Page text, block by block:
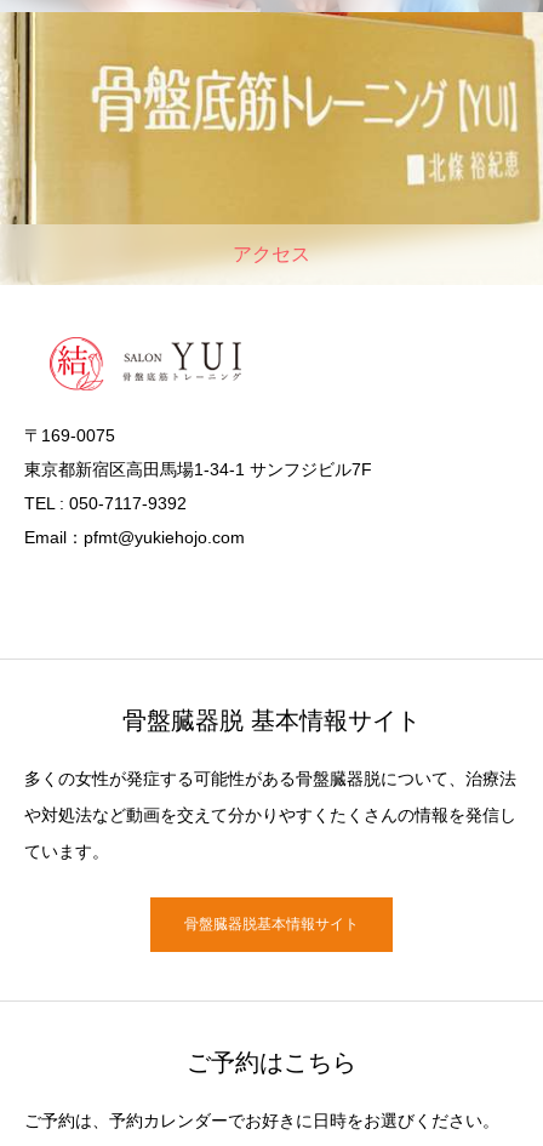
アクセス
〒169-0075
東京都新宿区高田馬場1-34-1 サンフジビル7F
TEL : 050-7117-9392
Email：pfmt@yukiehojo.com
骨盤臓器脱 基本情報サイト
多くの女性が発症する可能性がある骨盤臓器脱について、治療法
や対処法など動画を交えて分かりやすくたくさんの情報を発信し
ています。
骨盤臓器脱基本情報サイト
ご予約はこちら
ご予約は、予約カレンダーでお好きに日時をお選びください。